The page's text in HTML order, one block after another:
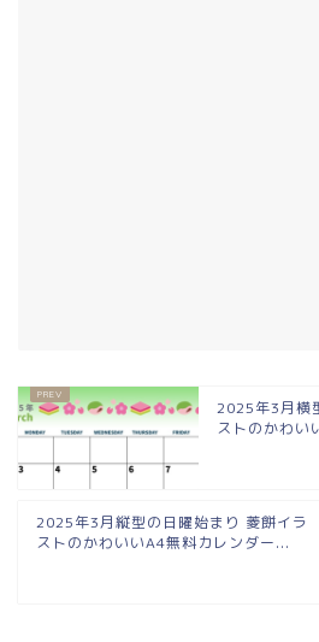
2025年3月横
ストのかわい
2025年3月縦型の日曜始まり 菱餅イラ
ストのかわいいA4無料カレンダー...